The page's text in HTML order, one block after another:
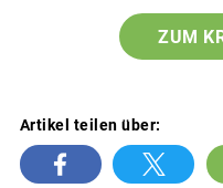
ZUM
Artikel teilen über: